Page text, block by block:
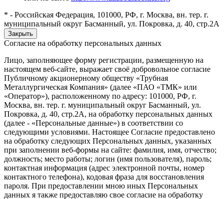
* - Российская Федерация, 101000, РФ, г. Москва, вн. тер. г.
муниципальный округ Басманный, ул. Покровка, д. 40, стр.2А
Закрыть
Согласие на обработку персональных данных
Лицо, заполняющее форму регистрации, размещенную на
настоящем веб-сайте, выражает своё добровольное согласие
Публичному акционерному обществу «Трубная
Металлургическая Компания» (далее «ПАО «ТМК» или
«Оператор»), расположенному по адресу: 101000, РФ, г.
Москва, вн. тер. г. муниципальный округ Басманный, ул.
Покровка, д. 40, стр.2А, на обработку персональных данных
(далее - «Персональные данные») в соответствии со
следующими условиями. Настоящее Согласие предоставлено
на обработку следующих Персональных данных, указанных
при заполнении веб-формы на сайте: фамилия, имя, отчество;
должность; место работы; логин (имя пользователя), пароль;
контактная информация (адрес электронной почты, номер
контактного телефона), кодовая фраза для восстановления
пароля. При предоставлении мною иных Персональных
данных я также предоставляю свое согласие на обработку